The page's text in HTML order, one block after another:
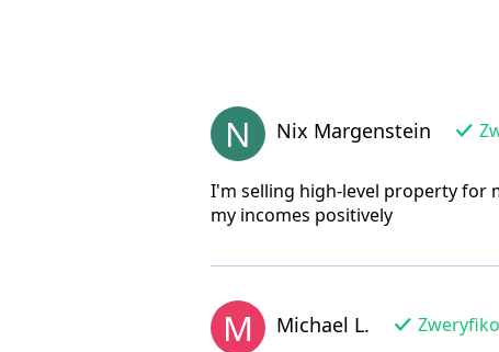
N Nix Margenstein
I'm selling high-level property for
my incomes positively
M Michael L.